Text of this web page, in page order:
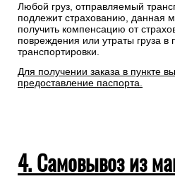
Любой груз, отправляемый
подлежит страхованию, данная
получить компенсацию от
повреждения или утраты груза в
транспортировки.
Для получении заказа в пункте
предоставление паспорта.
4. Самовывоз из